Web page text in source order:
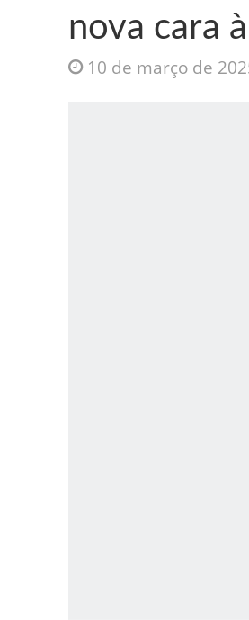
nova cara
10 de março de